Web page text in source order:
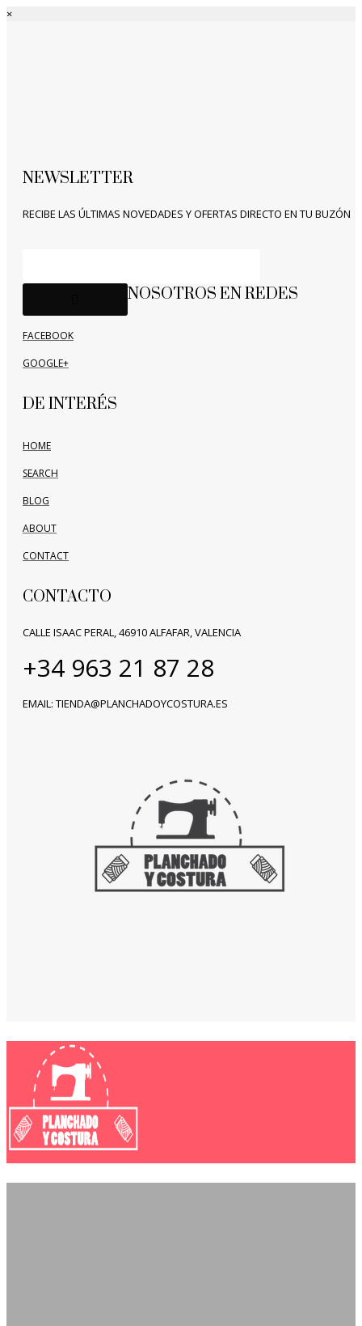
×
NEWSLETTER
RECIBE LAS ÚLTIMAS NOVEDADES Y OFERTAS DIRECTO EN TU BUZÓN
NOSOTROS EN REDES
FACEBOOK
GOOGLE+
DE INTERÉS
HOME
SEARCH
BLOG
ABOUT
CONTACT
CONTACTO
CALLE ISAAC PERAL, 46910 ALFAFAR, VALENCIA
+34 963 21 87 28
EMAIL: TIENDA@PLANCHADOYCOSTURA.ES